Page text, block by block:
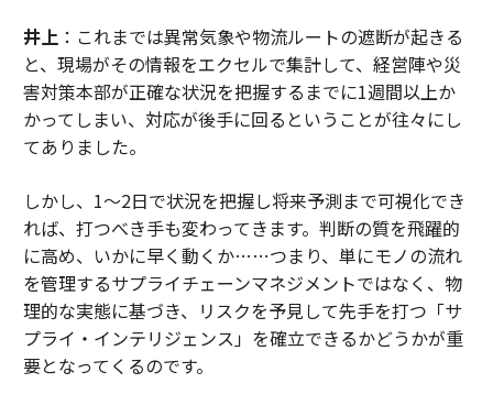
井上：これまでは異常気象や物流ルートの遮断が起きる
と、現場がその情報をエクセルで集計して、経営陣や災
害対策本部が正確な状況を把握するまでに1週間以上か
かってしまい、対応が後手に回るということが往々にし
てありました。
しかし、1〜2日で状況を把握し将来予測まで可視化でき
れば、打つべき手も変わってきます。判断の質を飛躍的
に高め、いかに早く動くか……つまり、単にモノの流れ
を管理するサプライチェーンマネジメントではなく、物
理的な実態に基づき、リスクを予見して先手を打つ「サ
プライ・インテリジェンス」を確立できるかどうかが重
要となってくるのです。